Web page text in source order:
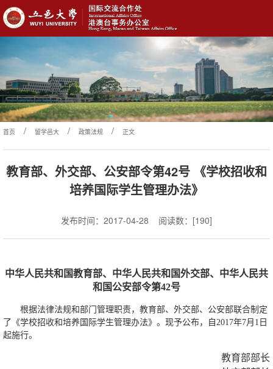
首页 / 留学邑大 / 政策法规 / 正文
教育部、外交部、公安部令第42号 《学校招收和
培养国际学生管理办法》
发布时间：2017-04-28 阅读数：[190]
中华人民共和国教育部、中华人民共和国外交部、中华人民共
和国公安部令第42号
根据法律法规和部门管理职责，教育部、外交部、公安部联合制定
了《学校招收和培养国际学生管理办法》。现予公布，自2017年7月1日
起施行。
教育部部长